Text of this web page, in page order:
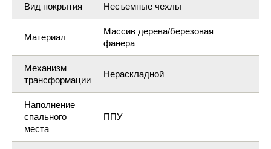
Вид покрытия Несъемные чехлы
Материал
Массив дерева/березовая
фанера
Механизм
трансформации
Нераскладной
Наполнение
спального
места
ППУ